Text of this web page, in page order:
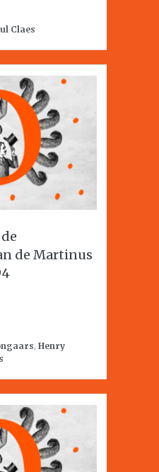
Claes
de Martinus
, Henry